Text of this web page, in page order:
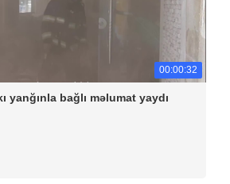
00:00:32
yanğınla bağlı məlumat yaydı